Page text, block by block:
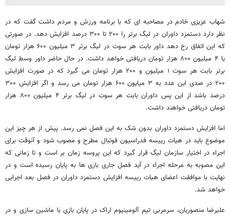
شهاب عزیزی خادم در مصاحبه ای که با برنامه ورزش و مردم داشت گفت که در
نظر دارد دستمزد داوران در لیگ برتر را ۲۰۰ تا ۳۰۰ درصد افزایش دهد. در صورتی
که این اتفاق رخ دهد داور بابت هر سوت در لیگ برتر ۳ میلیون ۶۰۰ هزار تومان
یا ۴ میلیون ۸۰۰ هزار تومان دریافتی خواهد داشت. در حال حاضر داور وسط لیگ
برتر بابت هر سوت ۱ میلیون و ۲۰۰ هزار تومان می گیرد که در صورت افزایش
۲۰۰ در صدی این عدد به ۳ میایون ۶۰۰ هزار تومان می رسد و اگر افزایش ۳۰۰
درصد باشد از این پس داوران بابت هر سوت در لیگ برتر ۴ میلیون ۸۰۰ هزار
تومان دریافتی خواهند داشت.
اما افزایش دستمزد داوران بدون شک به این فصل نمی رسد. پیش از هر چیز این
موضوع باید در هیات رییسه فدراسیون فوتبال مطرح و مصوب شود و آنوقت برای
اجراء در اختیار سازمان لیگ قرار گیرد که این پروسه زمان بر است و تا زمانی که
این مصوبه به مرحله اجراء در آید فصل جاری بازی ها به پایان رسیده است و در
نهایت با موافقت اعضای هیات رییسه افزایش دستمزد داوران در فصل بعد اجرایی
خواهد شد.
علیرضا منصوریان، سرمربی تیم آلومینیوم اراک در پایان بازی با ماشین سازی و در